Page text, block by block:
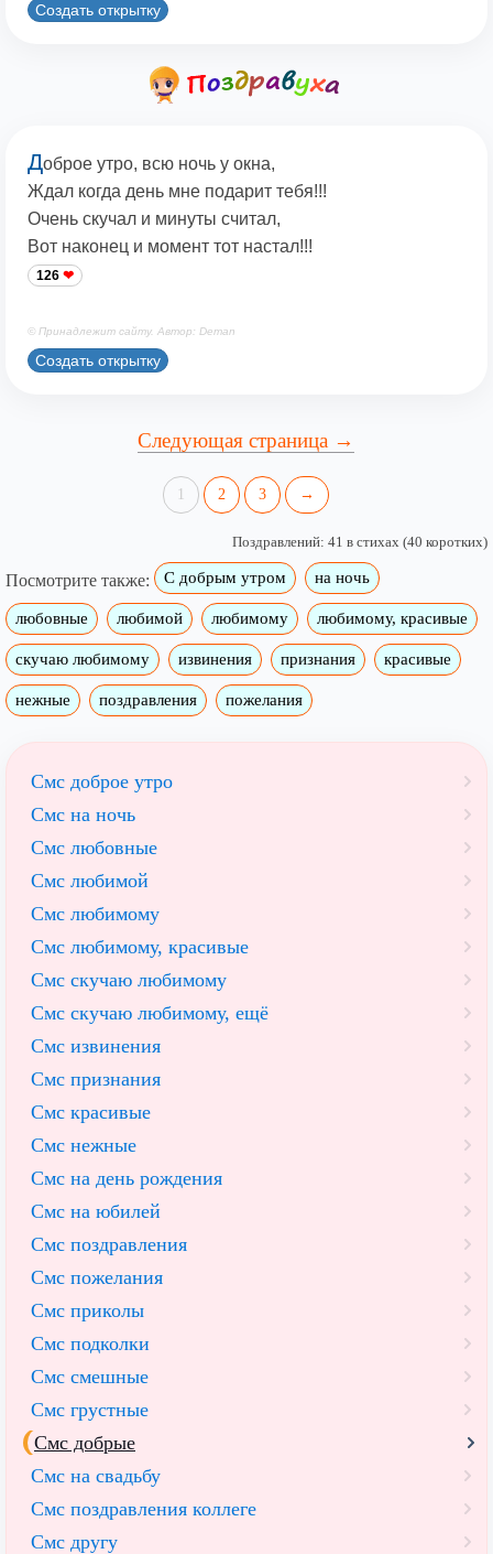
Создать открытку
Доброе утро, всю ночь у окна,
Ждал когда день мне подарит тебя!!!
Очень скучал и минуты считал,
Вот наконец и момент тот настал!!!
126
© Принадлежит сайту. Автор: Deman
Создать открытку
Следующая страница →
1 2 3 →
Поздравлений: 41 в стихах (40 коротких)
Посмотрите также: С добрым утром на ночь
любовные любимой любимому любимому, красивые
скучаю любимому извинения признания красивые
нежные поздравления пожелания
Смс доброе утро
Смс на ночь
Смс любовные
Смс любимой
Смс любимому
Смс любимому, красивые
Смс скучаю любимому
Смс скучаю любимому, ещё
Смс извинения
Смс признания
Смс красивые
Смс нежные
Смс на день рождения
Смс на юбилей
Смс поздравления
Смс пожелания
Смс приколы
Смс подколки
Смс смешные
Смс грустные
Смс добрые
Смс на свадьбу
Смс поздравления коллеге
Смс другу